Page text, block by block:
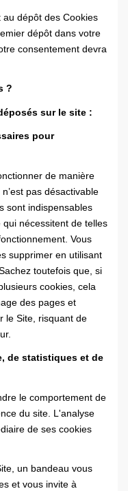
dépôt des Cookies
dépôt dans votre
consentement devra
?
sur le site :
pour
de manière
pas désactivable
sont indispensables
qui nécessitent de telles
Vous
supprimer en utilisant
toutefois que, si
cookies, cela
des pages et
le Site, risquant de
de statistiques et de
le comportement de
du site. L'analyse
de ses cookies
un bandeau vous
et vous invite à